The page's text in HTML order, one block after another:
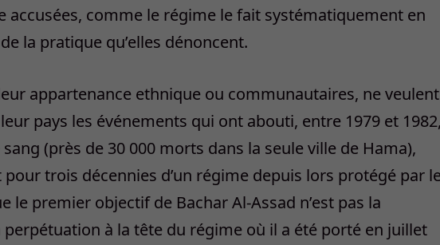
accusées, comme le régime le fait systématiquement en
la pratique qu’elles dénoncent.
appartenance ethnique ou communautaires, ne veulent
pays les événements qui ont abouti, entre 1979 et
(près de 30 000 morts dans la seule ville de Hama),
trois décennies d’un régime depuis lors protégé par
le premier objectif de Bachar Al-Assad n’est pas la
à la tête du régime où il a été porté en juillet